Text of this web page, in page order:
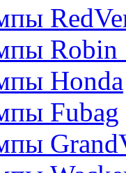
Robin
Honda
Fubag